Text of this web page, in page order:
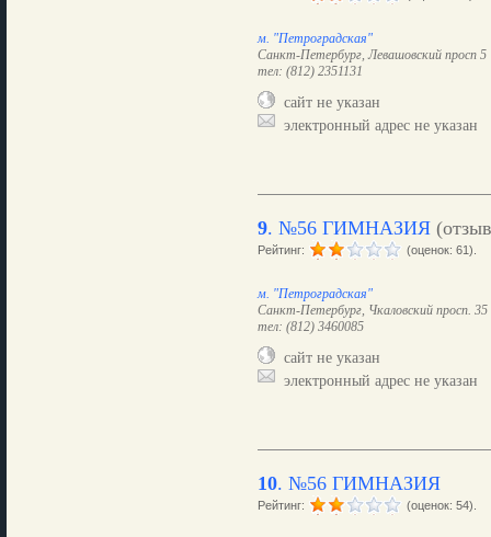
м. "Петроградская"
Санкт-Петербург, Левашовский просп 5
тел: (812) 2351131
сайт не указан
электронный адрес не указан
9. №56 ГИМНАЗИЯ
Рейтинг: (оценок: 61).
м. "Петроградская"
Санкт-Петербург, Чкаловский просп. 35
тел: (812) 3460085
сайт не указан
электронный адрес не указан
10. №56 ГИМНАЗИЯ
Рейтинг: (оценок: 54).